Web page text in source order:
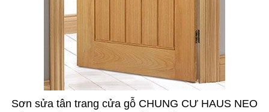
Sơn sửa tân trang cửa gỗ CHUNG CƯ HAUS NEO